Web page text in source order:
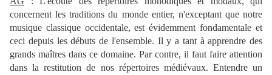
concernent les traditions du monde entier, n'exceptant que notre
musique classique occidentale, est évidemment fondamentale et
ceci depuis les débuts de l'ensemble. Il y a tant à apprendre des
grands maîtres dans ce domaine. Par contre, il faut faire attention
dans la restitution de nos répertoires médiévaux. Entendre un